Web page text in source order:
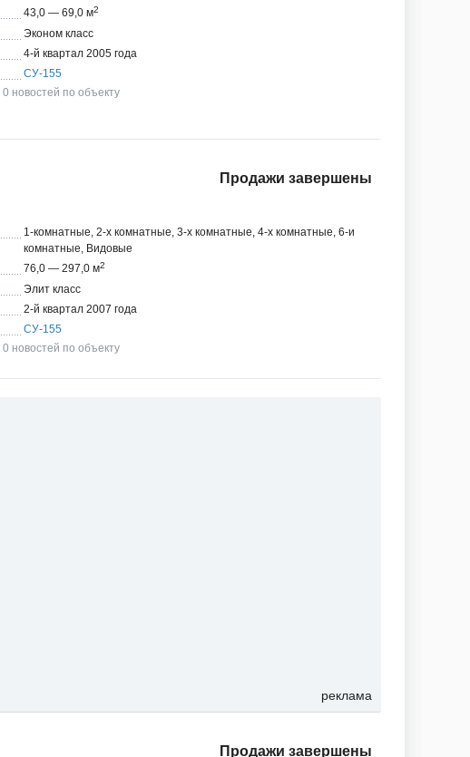
43,0 — 69,0 м2
Эконом класс
4-й квартал 2005 года
СУ-155
0 новостей по объекту
Продажи завершены
1-комнатные, 2-х комнатные, 3-х комнатные, 4-х комнатные, 6-и
комнатные, Видовые
76,0 — 297,0 м2
Элит класс
2-й квартал 2007 года
СУ-155
0 новостей по объекту
реклама
Продажи завершены